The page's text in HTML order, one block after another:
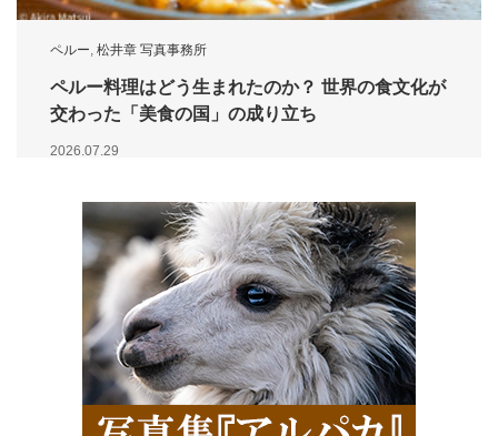
ペルー, 松井章 写真事務所
ペルー料理はどう生まれたのか？ 世界の食文化が
交わった「美食の国」の成り立ち
2026.07.29